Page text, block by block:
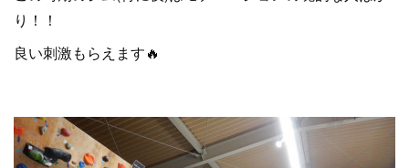
り！！
良い刺激もらえます🔥